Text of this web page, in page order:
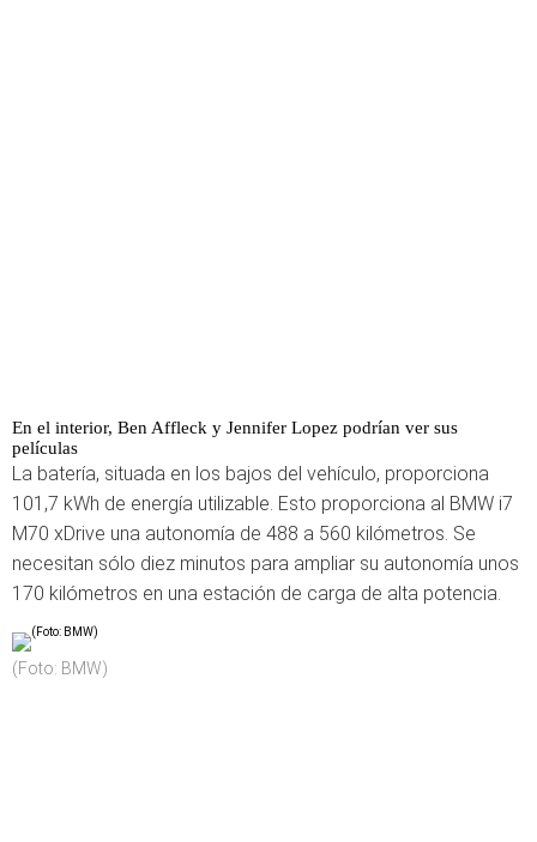
En el interior, Ben Affleck y Jennifer Lopez podrían ver sus
películas
La batería, situada en los bajos del vehículo, proporciona
101,7 kWh de energía utilizable. Esto proporciona al BMW i7
M70 xDrive una autonomía de 488 a 560 kilómetros. Se
necesitan sólo diez minutos para ampliar su autonomía unos
170 kilómetros en una estación de carga de alta potencia.
(Foto: BMW)